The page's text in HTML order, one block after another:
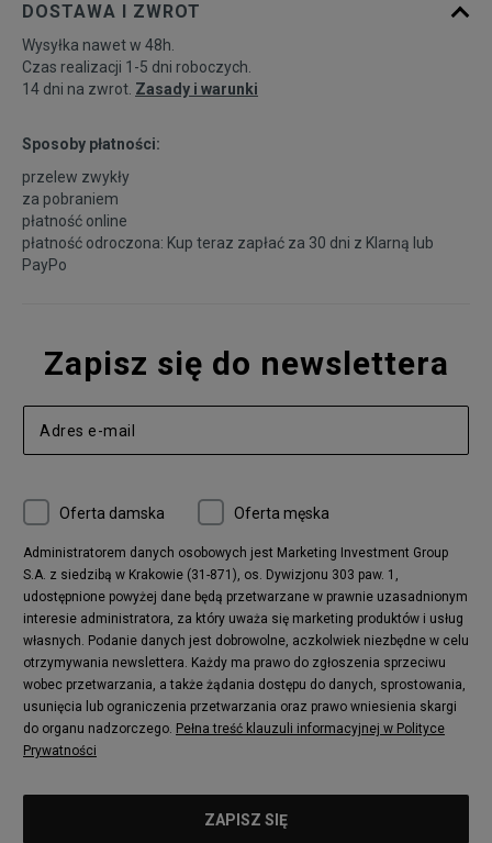
DOSTAWA I ZWROT
Wysyłka nawet w 48h.
Czas realizacji 1-5 dni roboczych.
14 dni na zwrot. Zasady i warunki
Sposoby płatności:
przelew zwykły
za pobraniem
płatność online
płatność odroczona: Kup teraz zapłać za 30 dni z Klarną lub
PayPo
Zapisz się do newslettera
Oferta damska Oferta męska
Administratorem danych osobowych jest Marketing Investment Group
S.A. z siedzibą w Krakowie (31-871), os. Dywizjonu 303 paw. 1,
udostępnione powyżej dane będą przetwarzane w prawnie uzasadnionym
interesie administratora, za który uważa się marketing produktów i usług
własnych. Podanie danych jest dobrowolne, aczkolwiek niezbędne w celu
otrzymywania newslettera. Każdy ma prawo do zgłoszenia sprzeciwu
wobec przetwarzania, a także żądania dostępu do danych, sprostowania,
usunięcia lub ograniczenia przetwarzania oraz prawo wniesienia skargi
do organu nadzorczego. Pełna treść klauzuli informacyjnej w Polityce
Prywatności